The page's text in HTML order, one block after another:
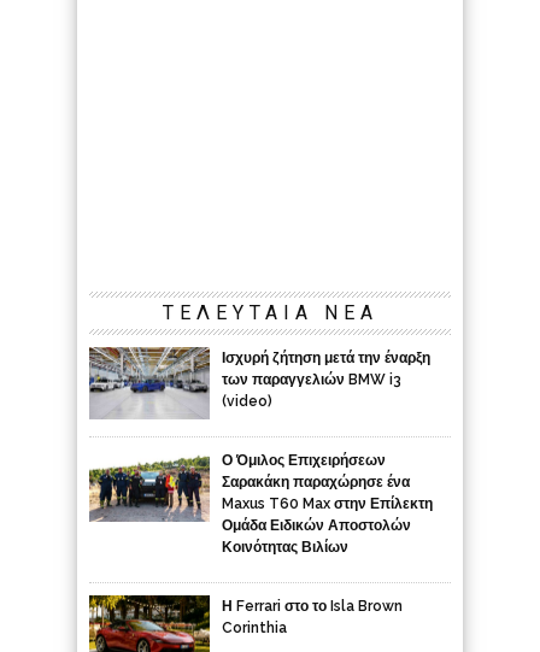
ΤΕΛΕΥΤΑΙΑ ΝΕΑ
Ισχυρή ζήτηση μετά την έναρξη
των παραγγελιών BMW i3
(video)
Ο Όμιλος Επιχειρήσεων
Σαρακάκη παραχώρησε ένα
Maxus T60 Max στην Επίλεκτη
Ομάδα Ειδικών Αποστολών
Κοινότητας Βιλίων
Η Ferrari στο το Isla Brown
Corinthia